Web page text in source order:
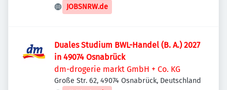
Deutschland
JOBSNRW.de
Duales Studium BWL-Handel (B. A.) 2027
in 49074 Osnabrück
dm-drogerie markt GmbH + Co. KG
Große Str. 62, 49074 Osnabrück, Deutschland